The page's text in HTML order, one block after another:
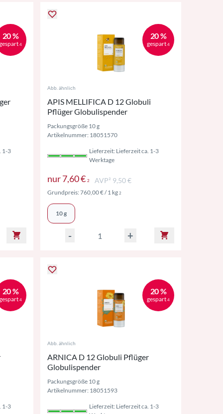
20 %
4
1-3
ggf. zzgl. Versand
MwSt. ggf. zzgl. Versand
20 %
gespart 4
Abb. ähnlich
APIS MELLIFICA D 12 Globuli
Pflüger Globulispender
Packungsgröße 10 g
Artikelnummer: 18051570
Lieferzeit: Lieferzeit ca. 1-3
Werktage
nur7,60 € 2 Preise inkl. MwSt. ggf. zzgl.
AVP² 9,50 €
Grundpreis:760,00 €/ 1 kg 2
10 g
- +
20 %
4
1-3
20 %
gespart 4
Abb. ähnlich
ARNICA D 12 Globuli Pflüger
Globulispender
Packungsgröße 10 g
Artikelnummer: 18051593
Lieferzeit: Lieferzeit ca. 1-3